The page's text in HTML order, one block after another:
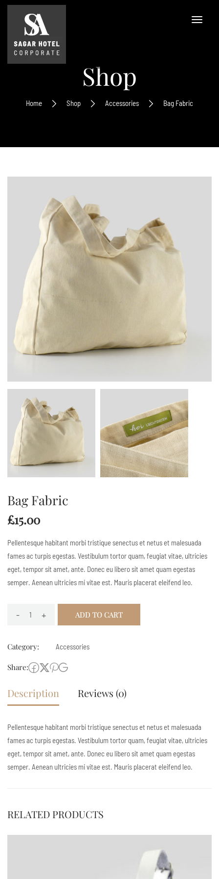
Shop
Home Shop Accessories Bag Fabric
Bag Fabric
£15.00
Pellentesque habitant morbi tristique senectus et netus et malesuada
fames ac turpis egestas. Vestibulum tortor quam, feugiat vitae, ultricies
eget, tempor sit amet, ante. Donec eu libero sit amet quam egestas
semper. Aenean ultricies mi vitae est. Mauris placerat eleifend leo.
- + ADD TO CART
Category: Accessories
Share:
Description Reviews (0)
Pellentesque habitant morbi tristique senectus et netus et malesuada
fames ac turpis egestas. Vestibulum tortor quam, feugiat vitae, ultricies
eget, tempor sit amet, ante. Donec eu libero sit amet quam egestas
semper. Aenean ultricies mi vitae est. Mauris placerat eleifend leo.
RELATED PRODUCTS